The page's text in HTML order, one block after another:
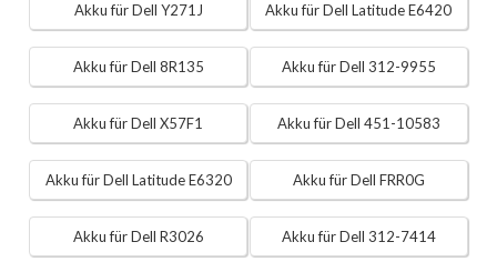
Akku für Dell Y271J Akku für Dell Latitude E6420
Akku für Dell 8R135 Akku für Dell 312-9955
Akku für Dell X57F1 Akku für Dell 451-10583
Akku für Dell Latitude E6320 Akku für Dell FRR0G
Akku für Dell R3026 Akku für Dell 312-7414